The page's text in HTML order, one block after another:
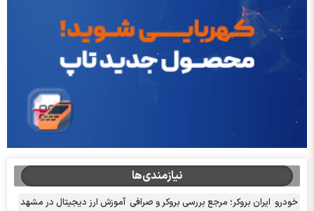
نیازمندی‌ها
خودرو ایران بروکر؛ مرجع بررسی بروکر و صرافی آموزش ارز دیجیتال در مشهد